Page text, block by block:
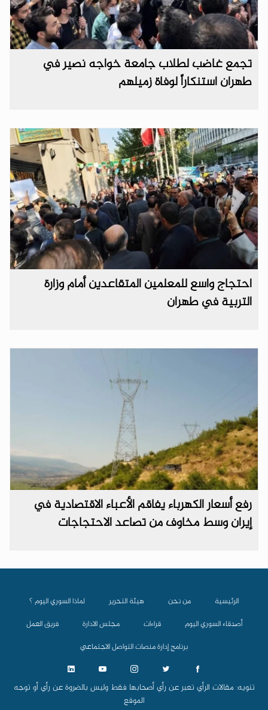
تجمع غاضب لطلاب جامعة خواجه نصير في
طهران استنكاراً لوفاة زميلهم
احتجاج واسع للمعلمين المتقاعدين أمام وزارة
التربية في طهران
رفع أسعار الكهرباء يفاقم الأعباء الاقتصادية في
إيران وسط مخاوف من تصاعد الاحتجاجات
الرئيسية من نحن هيئة التحرير
لماذا السوري اليوم ؟
أصدقاء السوري اليوم
قراءات مجلس الادارة
فريق العمل
برنامج إدارة منصات التواصل الاجتماعي
تنويه: مقالات الرأي تعبر عن رأي أصحابها فقط وليس بالضروة عن رأي أو توجه
الموقع